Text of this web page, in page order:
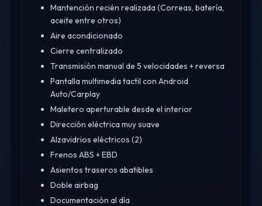
Mantención recién realizada (Correas, batería,
aceite entre otros)
Aire acondicionado
Cierre centralizado
Transmisión manual de 5 velocidades + reversa
Pantalla multimedia tactil con Android
Auto/Carplay
Maletero aperturable desde el interior
Dirección eléctrica muy suave
Alzavidrios eléctricos (2)
Frenos ABS + EBD
Asientos traseros abatibles
Doble airbag
Documentación al día